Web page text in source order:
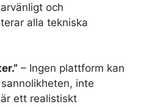
och
alla tekniska
– Ingen plattform kan
inte
ett realistiskt